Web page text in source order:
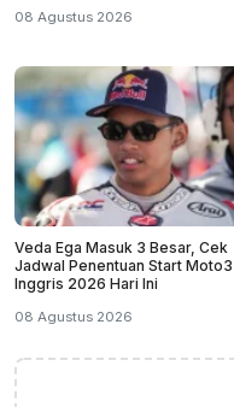
08 Agustus 2026
Veda Ega Masuk 3 Besar, Cek
Jadwal Penentuan Start Moto3
Inggris 2026 Hari Ini
08 Agustus 2026